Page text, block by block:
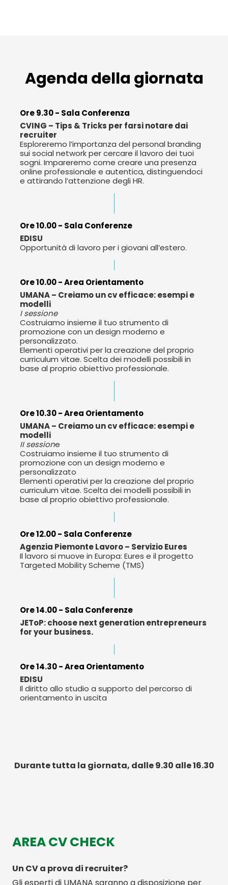
Agenda della giornata
Ore 9.30 - Sala Conferenza
CVING – Tips & Tricks per farsi notare dai
recruiter
Esploreremo l’importanza del personal branding
sui social network per cercare il lavoro dei tuoi
sogni. Impareremo come creare una presenza
online professionale e autentica, distinguendoci
e attirando l’attenzione degli HR.
Ore 10.00 - Sala Conferenze
EDISU
Opportunità di lavoro per i giovani all’estero.
Ore 10.00 - Area Orientamento
UMANA – Creiamo un cv efficace: esempi e
modelli
I sessione
Costruiamo insieme il tuo strumento di
promozione con un design moderno e
personalizzato.
Elementi operativi per la creazione del proprio
curriculum vitae. Scelta dei modelli possibili in
base al proprio obiettivo professionale.
Ore 10.30 - Area Orientamento
UMANA – Creiamo un cv efficace: esempi e
modelli
II sessione
Costruiamo insieme il tuo strumento di
promozione con un design moderno e
personalizzato
Elementi operativi per la creazione del proprio
curriculum vitae. Scelta dei modelli possibili in
base al proprio obiettivo professionale.
Ore 12.00 - Sala Conferenze
Agenzia Piemonte Lavoro – Servizio Eures
Il lavoro si muove in Europa: Eures e il progetto
Targeted Mobility Scheme (TMS)
Ore 14.00 - Sala Conferenze
JEToP: choose next generation entrepreneurs
for your business.
Ore 14.30 - Area Orientamento
EDISU
Il diritto allo studio a supporto del percorso di
orientamento in uscita
Durante tutta la giornata, dalle 9.30 alle 16.30
AREA CV CHECK
Un CV a prova di recruiter?